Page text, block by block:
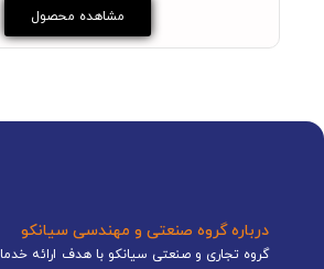
مشاهده محصول
درباره گروه صنعتی و مهندسی سیانکو
گروه تجاری و صنعتی سیانکو با هدف ارائه